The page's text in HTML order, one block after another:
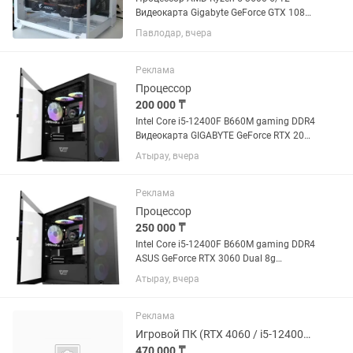
Видеокарта Gigabyte GeForce GTX 1080
Ti AORUS 11gb Материнка MSI B550M
PRO-VDH WIFI Оперативная память
SSD накопитель 512 GB...
Павлодар, вчера
Реклама
Процессор
200 000 ₸
Intel Core i5-12400F B660M gaming DDR4
Видеокарта GIGABYTE GeForce RTX 2060
SUPER 8Gb Kingston HyperX FURY Black
Атырау, вчера
Реклама
Процессор
250 000 ₸
Intel Core i5-12400F B660M gaming DDR4
ASUS GeForce RTX 3060 Dual 8g
Kingston HyperX FURY Black 16g
Атырау, вчера
Реклама
Игровой ПК (RTX 4060 / i5-12400F / 4TB) 2K Монитор и Периферия